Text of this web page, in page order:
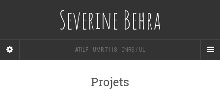
Severine Behra
ATILF - UMR 7118 - CNRS / UL
Projets